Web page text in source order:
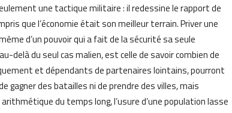
une tactique militaire : il redessine le rapport de
que l’économie était son meilleur terrain. Priver une
d’un pouvoir qui a fait de la sécurité sa seule
delà du seul cas malien, est celle de savoir combien de
et dépendants de partenaires lointains, pourront
gagner des batailles ni de prendre des villes, mais
du temps long, l’usure d’une population lasse